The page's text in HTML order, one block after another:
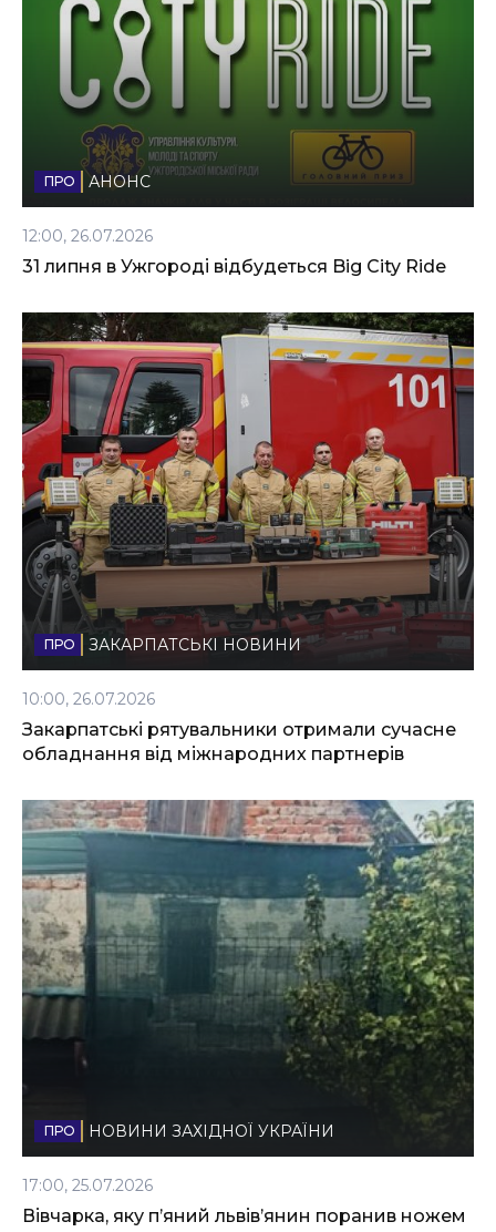
АНОНС
12:00, 26.07.2026
31 липня в Ужгороді відбудеться Big City Ride
ЗАКАРПАТСЬКІ НОВИНИ
10:00, 26.07.2026
Закарпатські рятувальники отримали сучасне
обладнання від міжнародних партнерів
НОВИНИ ЗАХІДНОЇ УКРАЇНИ
17:00, 25.07.2026
Вівчарка, яку п’яний львів’янин поранив ножем